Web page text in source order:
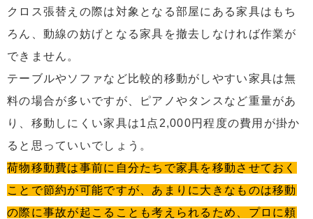
クロス張替えの際は対象となる部屋にある家具はもち
ろん、動線の妨げとなる家具を撤去しなければ作業が
できません。
テーブルやソファなど比較的移動がしやすい家具は無
料の場合が多いですが、ピアノやタンスなど重量があ
り、移動しにくい家具は1点2,000円程度の費用が掛か
ると思っていいでしょう。
荷物移動費は事前に自分たちで家具を移動させておく
ことで節約が可能ですが、あまりに大きなものは移動
の際に事故が起こることも考えられるため、プロに頼